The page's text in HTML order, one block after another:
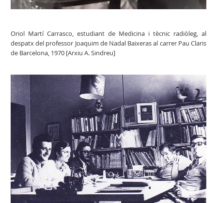
Oriol Martí Carrasco, estudiant de Medicina i tècnic radiòleg, al
despatx del professor Joaquim de Nadal Baixeras al carrer Pau Claris
de Barcelona, 1970 [Arxiu A. Sindreu]